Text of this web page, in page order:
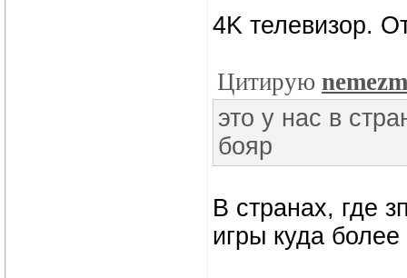
4K телевизор.
Цитирую
это у нас в
бояр
В странах, где
игры куда